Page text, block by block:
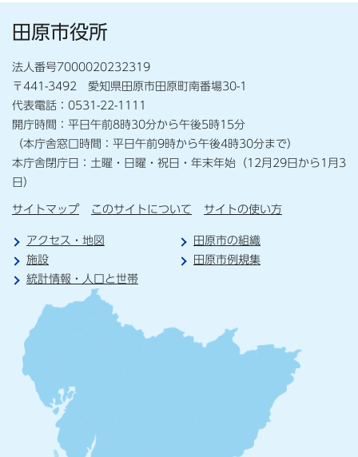
田原市役所
法人番号7000020232319
〒441-3492 愛知県田原市田原町南番場30-1
代表電話：0531-22-1111
開庁時間：平日午前8時30分から午後5時15分
（本庁舎窓口時間：平日午前9時から午後4時30分まで）
本庁舎閉庁日：土曜・日曜・祝日・年末年始（12月29日から1月3
日）
サイトマップ このサイトについて サイトの使い方
アクセス・地図
田原市の組織
施設
田原市例規集
統計情報・人口と世帯